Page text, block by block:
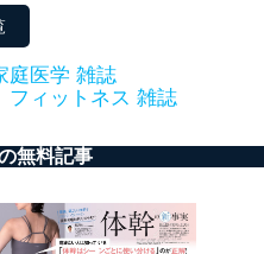
報の利用目的は次のとお
利用目的
の配送のため
ンペーン等の広告の案内
特定できない形で取得した
歴や購買履歴等の情報を分
庭医学 雑誌
フィットネス 雑誌
無料記事